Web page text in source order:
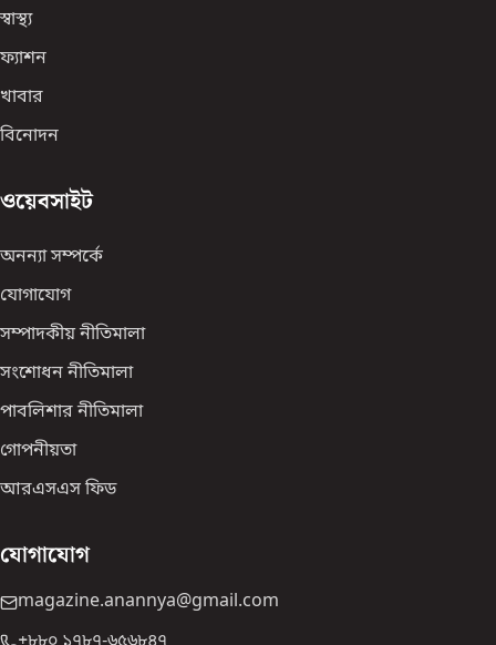
স্বাস্থ্য
ফ্যাশন
খাবার
বিনোদন
ওয়েবসাইট
অনন্যা সম্পর্কে
যোগাযোগ
সম্পাদকীয় নীতিমালা
সংশোধন নীতিমালা
পাবলিশার নীতিমালা
গোপনীয়তা
আরএসএস ফিড
যোগাযোগ
magazine.anannya@gmail.com